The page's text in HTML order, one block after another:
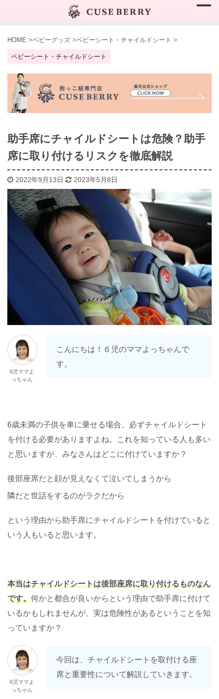
HOME >ベビーグッズ >ベビーシート・チャイルドシート >
ベビーシート・チャイルドシート
助手席にチャイルドシートは危険？助手
席に取り付けるリスクを徹底解説
2022年9月13日 2023年5月8日
6児ママよ
っちゃん
こんにちは！６児のママよっちゃんで
す。
6歳未満の子供を車に乗せる場合、必ずチャイルドシート
を付ける必要がありますよね。これを知っている人も多い
と思いますが、みなさんはどこに付けていますか？
後部座席だと顔が見えなくて泣いてしまうから
隣だと世話をするのがラクだから
という理由から助手席にチャイルドシートを付けていると
いう人もいると思います。
本当はチャイルドシートは後部座席に取り付けるものなん
です。何かと都合が良いからという理由で助手席に付けて
いるかもしれませんが、実は危険性があるということを知
っていますか？
6児ママよ
っちゃん
今回は、チャイルドシートを取付ける座
席と重要性について解説していきます。